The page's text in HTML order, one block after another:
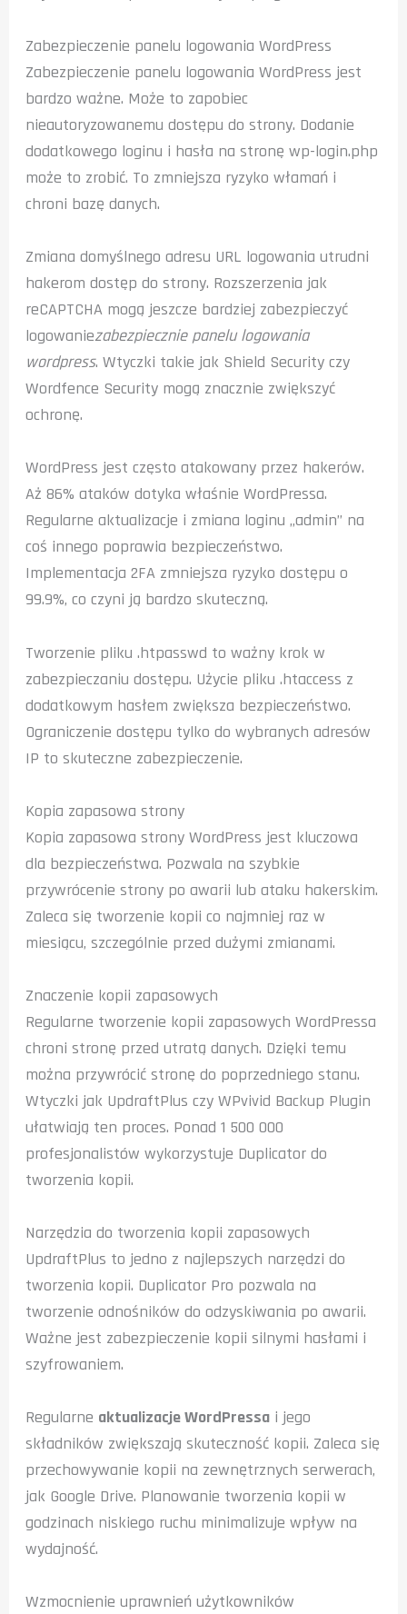
Zabezpieczenie panelu logowania WordPress
Zabezpieczenie panelu logowania WordPress jest
bardzo ważne. Może to zapobiec
nieautoryzowanemu dostępu do strony. Dodanie
dodatkowego loginu i hasła na stronę wp-login.php
może to zrobić. To zmniejsza ryzyko włamań i
chroni bazę danych.
Zmiana domyślnego adresu URL logowania utrudni
hakerom dostęp do strony. Rozszerzenia jak
reCAPTCHA mogą jeszcze bardziej zabezpieczyć
logowaniezabezpiecznie panelu logowania
wordpress. Wtyczki takie jak Shield Security czy
Wordfence Security mogą znacznie zwiększyć
ochronę.
WordPress jest często atakowany przez hakerów.
Aż 86% ataków dotyka właśnie WordPressa.
Regularne aktualizacje i zmiana loginu „admin” na
coś innego poprawia bezpieczeństwo.
Implementacja 2FA zmniejsza ryzyko dostępu o
99.9%, co czyni ją bardzo skuteczną.
Tworzenie pliku .htpasswd to ważny krok w
zabezpieczaniu dostępu. Użycie pliku .htaccess z
dodatkowym hasłem zwiększa bezpieczeństwo.
Ograniczenie dostępu tylko do wybranych adresów
IP to skuteczne zabezpieczenie.
Kopia zapasowa strony
Kopia zapasowa strony WordPress jest kluczowa
dla bezpieczeństwa. Pozwala na szybkie
przywrócenie strony po awarii lub ataku hakerskim.
Zaleca się tworzenie kopii co najmniej raz w
miesiącu, szczególnie przed dużymi zmianami.
Znaczenie kopii zapasowych
Regularne tworzenie kopii zapasowych WordPressa
chroni stronę przed utratą danych. Dzięki temu
można przywrócić stronę do poprzedniego stanu.
Wtyczki jak UpdraftPlus czy WPvivid Backup Plugin
ułatwiają ten proces. Ponad 1 500 000
profesjonalistów wykorzystuje Duplicator do
tworzenia kopii.
Narzędzia do tworzenia kopii zapasowych
UpdraftPlus to jedno z najlepszych narzędzi do
tworzenia kopii. Duplicator Pro pozwala na
tworzenie odnośników do odzyskiwania po awarii.
Ważne jest zabezpieczenie kopii silnymi hasłami i
szyfrowaniem.
Regularne aktualizacje WordPressa i jego
składników zwiększają skuteczność kopii. Zaleca się
przechowywanie kopii na zewnętrznych serwerach,
jak Google Drive. Planowanie tworzenia kopii w
godzinach niskiego ruchu minimalizuje wpływ na
wydajność.
Wzmocnienie uprawnień użytkowników